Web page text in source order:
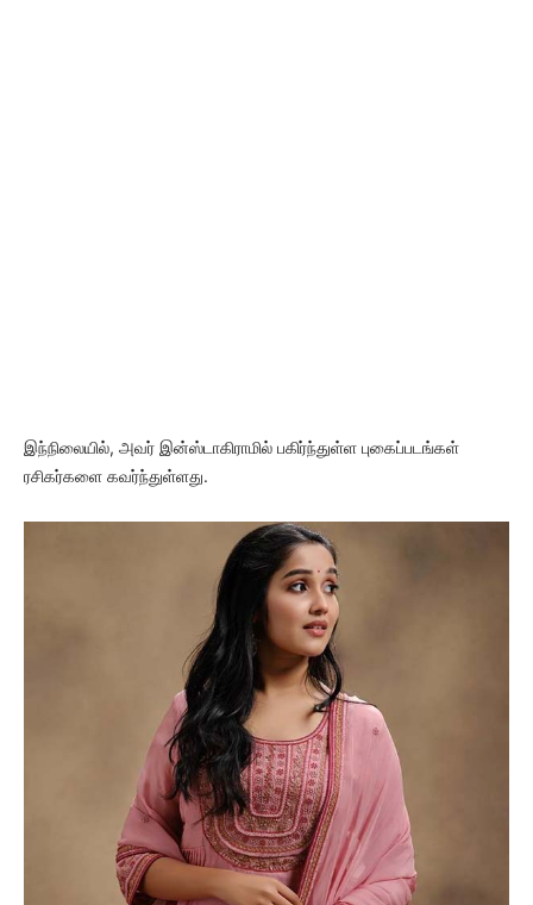
இந்நிலையில், அவர் இன்ஸ்டாகிராமில் பகிர்ந்துள்ள புகைப்படங்கள்
ரசிகர்களை கவர்ந்துள்ளது.